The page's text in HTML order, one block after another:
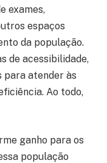
exames,
espaços
da população.
de acessibilidade,
para atender às
Ao todo,
ganho para os
população